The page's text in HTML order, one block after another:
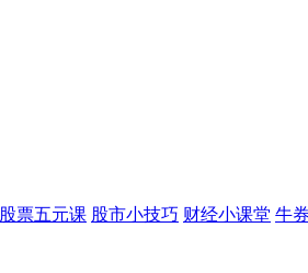
股票五元课 股市小技巧 财经小课堂 牛